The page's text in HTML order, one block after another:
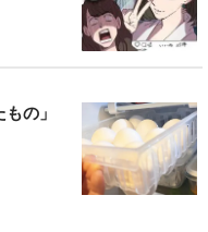
の」